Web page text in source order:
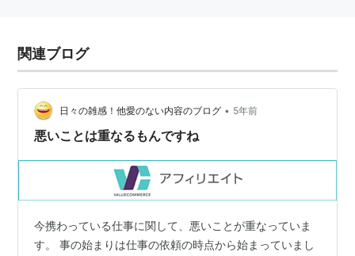
関連ブログ
日々の雑感！他愛のない内容のブログ • 5年前
悪いことは重なるもんですね
今携わっている仕事に関して、悪いことが重なっていま
す。 事の始まりは仕事の依頼の時点から始まっていまし